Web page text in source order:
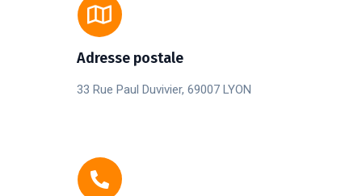
Adresse postale
33 Rue Paul Duvivier, 69007 LYON